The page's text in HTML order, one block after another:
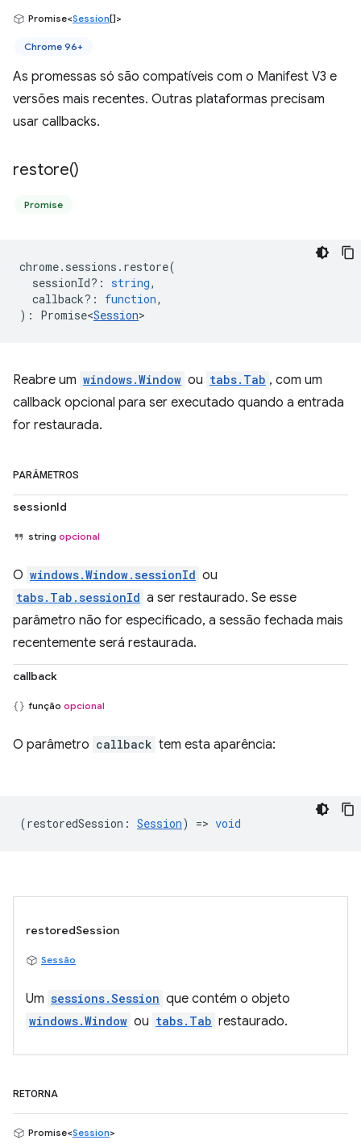
Promise<Session[]>
Chrome 96+
As promessas só são compatíveis com o Manifest V3 e
versões mais recentes. Outras plataformas precisam
usar callbacks.
restore()
Promise
chrome. sessions . restore(
sessionId? : string,
callback? : function,
) : Promise<Session>
Reabre um windows.Window ou tabs.Tab , com um
callback opcional para ser executado quando a entrada
for restaurada.
PARÂMETROS
sessionId
string opcional
O windows.Window.sessionId ou
tabs.Tab.sessionId a ser restaurado. Se esse
parâmetro não for especificado, a sessão fechada mais
recentemente será restaurada.
callback
função opcional
O parâmetro callback tem esta aparência:
(restoredSession : Session) => void
restoredSession
Sessão
Um sessions.Session que contém o objeto
windows.Window ou tabs.Tab restaurado.
RETORNA
Promise<Session>